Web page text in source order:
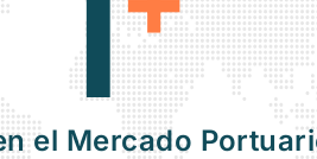
el Mercado